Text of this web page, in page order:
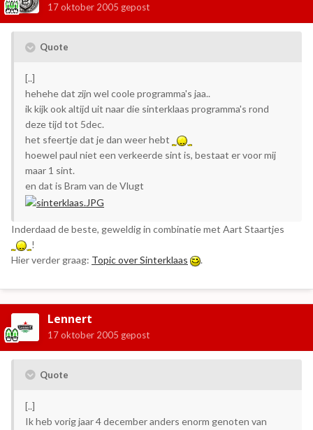
17 oktober 2005 gepost
Quote
[..]
hehehe dat zijn wel coole programma's jaa..
ik kijk ook altijd uit naar die sinterklaas programma's rond
deze tijd tot 5dec.
het sfeertje dat je dan weer hebt
hoewel paul niet een verkeerde sint is, bestaat er voor mij
maar 1 sint.
en dat is Bram van de Vlugt
Inderdaad de beste, geweldig in combinatie met Aart Staartjes
!
Hier verder graag: Topic over Sinterklaas .
Lennert
17 oktober 2005 gepost
Quote
[..]
Ik heb vorig jaar 4 december anders enorm genoten van